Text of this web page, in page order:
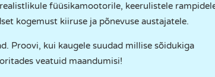
füüsikamootorile, keerulistele
kogemust kiiruse ja põnevuse austajatele.
Proovi, kui kaugele suudad millise sõidukiga
veatuid maandumisi!